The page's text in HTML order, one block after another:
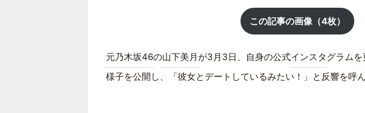
この記事の画像（4枚）
元乃木坂46の山下美月 が3月3日、自身の公式インスタグラム
様子を公開し、「彼女とデートしているみたい！」と反響を呼ん